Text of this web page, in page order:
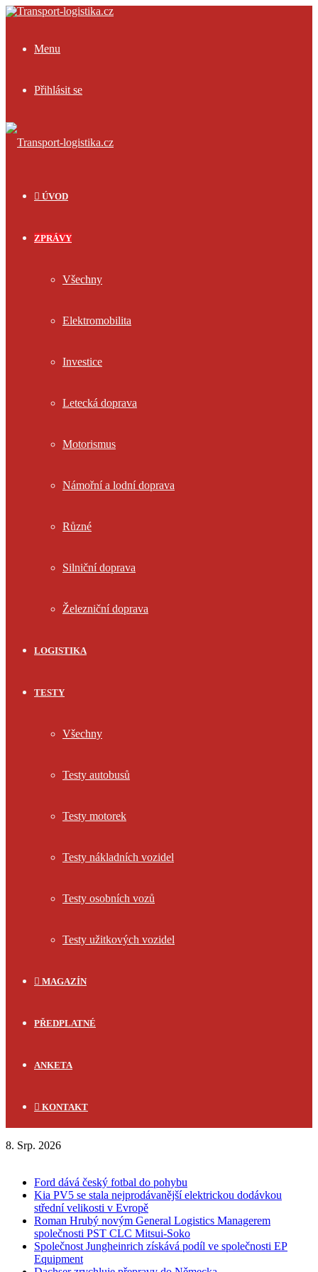
Menu
Přihlásit se
ÚVOD
ZPRÁVY
Všechny
Elektromobilita
Investice
Letecká doprava
Motorismus
Námořní a lodní doprava
Různé
Silniční doprava
Železniční doprava
LOGISTIKA
TESTY
Všechny
Testy autobusů
Testy motorek
Testy nákladních vozidel
Testy osobních vozů
Testy užitkových vozidel
MAGAZÍN
PŘEDPLATNÉ
ANKETA
KONTAKT
8. Srp. 2026
Ford dává český fotbal do pohybu
Kia PV5 se stala nejprodávanější elektrickou dodávkou
střední velikosti v Evropě
Roman Hrubý novým General Logistics Managerem
společnosti PST CLC Mitsui-Soko
Společnost Jungheinrich získává podíl ve společnosti EP
Equipment